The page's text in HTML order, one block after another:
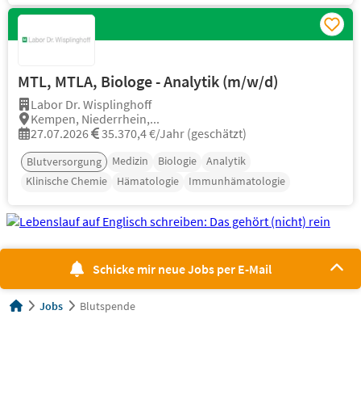
MTL, MTLA, Biologe - Analytik (m/w/d)
Labor Dr. Wisplinghoff
Kempen, Niederrhein,...
27.07.2026
35.370,4 €/Jahr (geschätzt)
Blutversorgung Medizin Biologie
Analytik
Klinische Chemie
Hämatologie Immunhämatologie
Schicke mir neue Jobs per E-Mail
Jobs Blutspende